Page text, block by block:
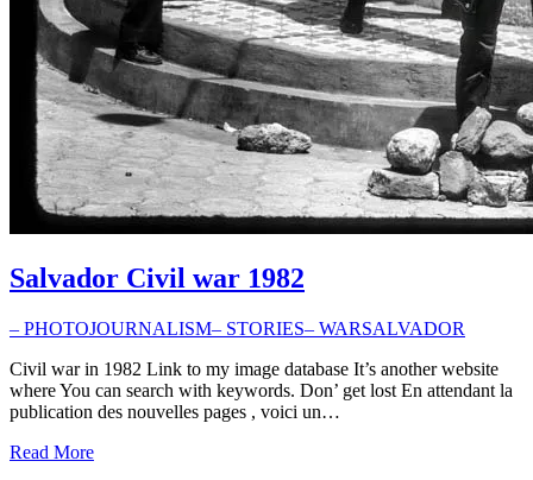
Salvador Civil war 1982
– PHOTOJOURNALISM– STORIES– WARSALVADOR
Civil war in 1982 Link to my image database It’s another website
where You can search with keywords. Don’ get lost En attendant la
publication des nouvelles pages , voici un…
Read More